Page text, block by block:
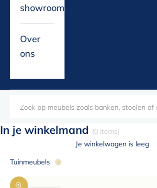
showroom
Over
ons
In je winkelmand (0 items)
Je winkelwagen is leeg
Tuinmeubels